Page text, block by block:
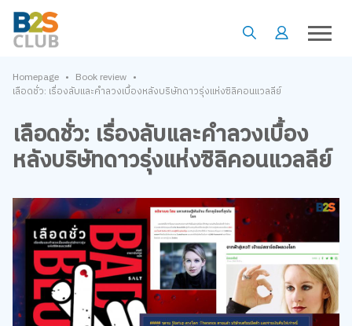
Homepage • Book review •
เลือดชั่ว: เรื่องลับและคำลวงเบื้องหลังบริษัทดาวรุ่งแห่งซิลิคอนแวลลีย์
เลือดชั่ว: เรื่องลับและคำลวงเบื้อง
หลังบริษัทดาวรุ่งแห่งซิลิคอนแวลลีย์